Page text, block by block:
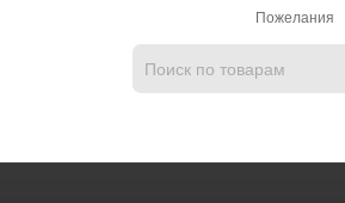
Пожелания